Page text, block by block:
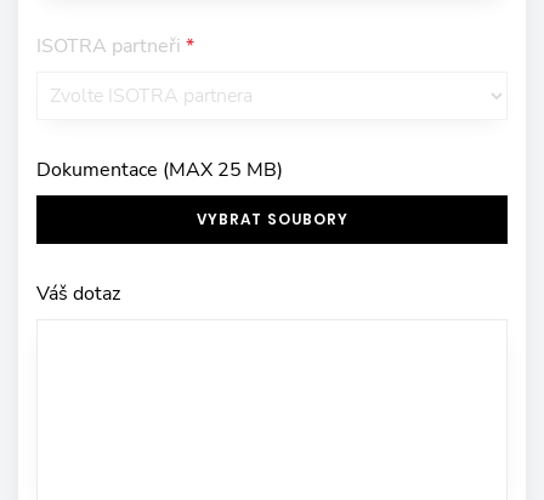
ISOTRA partneři *
Dokumentace (MAX 25 MB)
VYBRAT SOUBORY
Váš dotaz